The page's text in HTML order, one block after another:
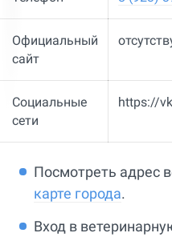
Официальный
сайт
Социальные
сети
https://
Посмотреть адрес
карте города.
Вход в